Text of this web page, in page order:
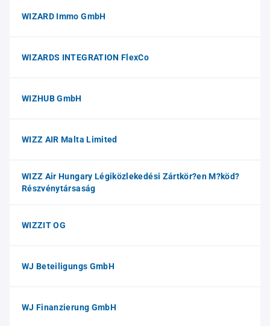
WIZARD Immo GmbH
WIZARDS INTEGRATION FlexCo
WIZHUB GmbH
WIZZ AIR Malta Limited
WIZZ Air Hungary Légiközlekedési Zártkör?en M?köd?
Részvénytársaság
WIZZIT OG
WJ Beteiligungs GmbH
WJ Finanzierung GmbH